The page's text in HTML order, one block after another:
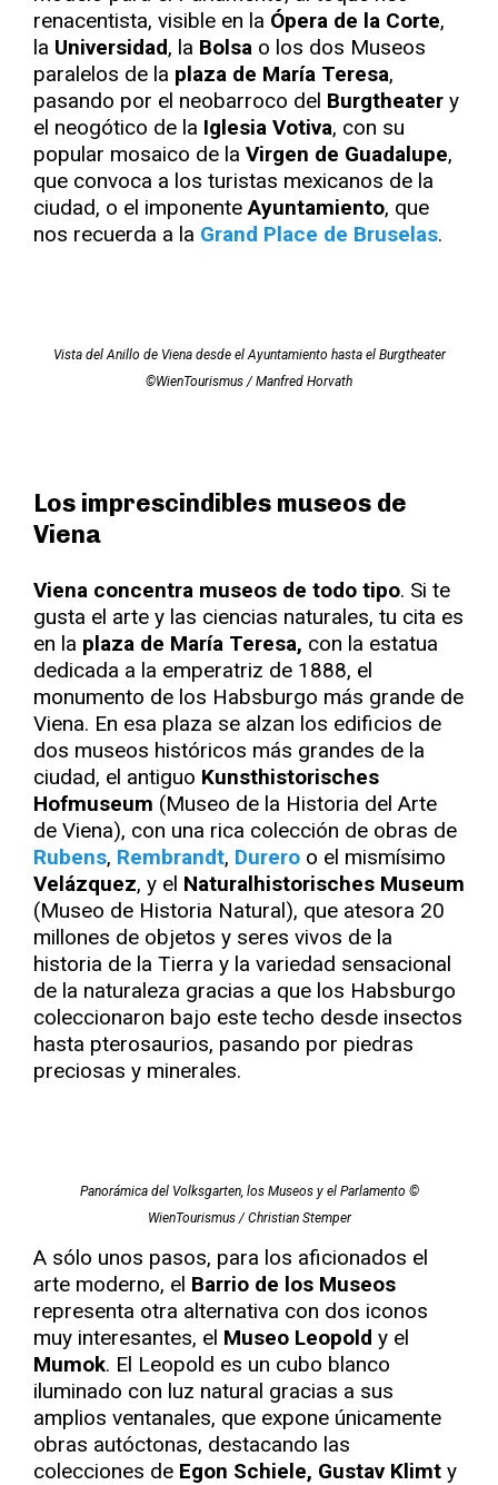
renacentista, visible en la Ópera de la Corte,
la Universidad, la Bolsa o los dos Museos
paralelos de la plaza de María Teresa,
pasando por el neobarroco del Burgtheater y
el neogótico de la Iglesia Votiva, con su
popular mosaico de la Virgen de Guadalupe,
que convoca a los turistas mexicanos de la
ciudad, o el imponenteAyuntamiento, que
nos recuerda a la Grand Place de Bruselas.
Vista del Anillo de Viena desde el Ayuntamiento hasta el Burgtheater
©WienTourismus / Manfred Horvath
Los imprescindibles museos de
Viena
Viena concentra museos de todo tipo. Si te
gusta el arte y las ciencias naturales, tu cita es
en la plaza de María Teresa, con la estatua
dedicada a la emperatriz de 1888, el
monumento de los Habsburgo más grande de
Viena. En esa plaza se alzan los edificios de
dos museos históricos más grandes de la
ciudad, el antiguo Kunsthistorisches
Hofmuseum (Museo de la Historia del Arte
de Viena), con una rica colección de obras de
Rubens, Rembrandt, Durero o el mismísimo
Velázquez, y el Naturalhistorisches Museum
(Museo de Historia Natural), que atesora 20
millones de objetos y seres vivos de la
historia de la Tierra y la variedad sensacional
de la naturaleza gracias a que los Habsburgo
coleccionaron bajo este techo desde insectos
hasta pterosaurios, pasando por piedras
preciosas y minerales.
Panorámica del Volksgarten, los Museos y el Parlamento ©
WienTourismus / Christian Stemper
A sólo unos pasos, para los aficionados el
arte moderno, el Barrio de los Museos
representa otra alternativa con dos iconos
muy interesantes, el Museo Leopold y el
Mumok. El Leopold es un cubo blanco
iluminado con luz natural gracias a sus
amplios ventanales, que expone únicamente
obras autóctonas, destacando las
colecciones de Egon Schiele, Gustav Klimt y